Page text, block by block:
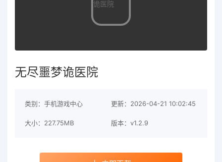
无尽噩梦诡医院
类别：手机游戏中心 更新：2026-04-21 10:02:45
大小：227.75MB 版本：v1.2.9